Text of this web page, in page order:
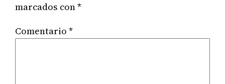
marcados con*
Comentario*